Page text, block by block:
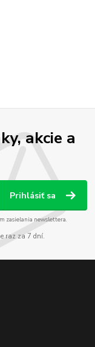
akcie a
Prihlásiť sa
zasielania newslettera.
raz za 7 dní.